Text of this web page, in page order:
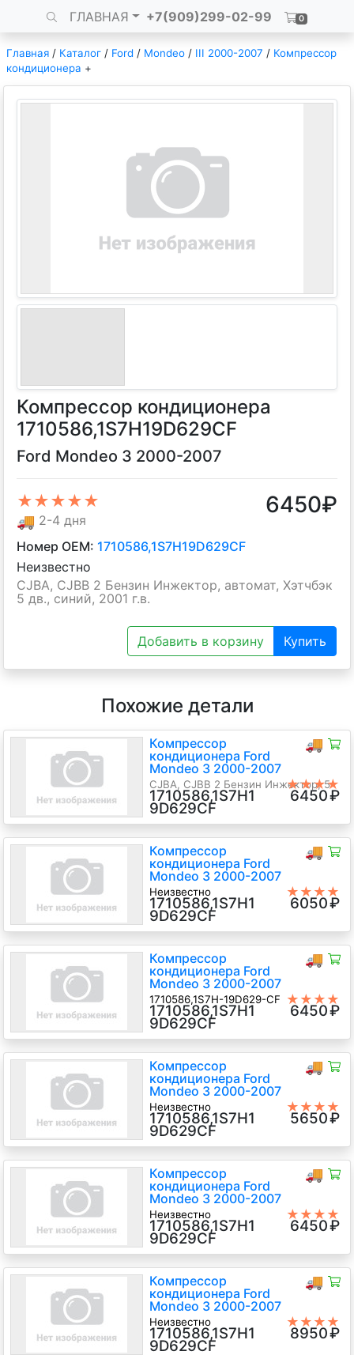
ГЛАВНАЯ +7(909)299-02-99 0
Главная / Каталог / Ford / Mondeo / III 2000-2007 / Компрессор
кондиционера +
Компрессор кондиционера
1710586,1S7H19D629CF
Ford Mondeo 3 2000-2007
★★★★★
🚚 2-4 дня
6450₽
Номер OEM: 1710586,1S7H19D629CF
Неизвестно
CJBA, CJBB 2 Бензин Инжектор, автомат, Хэтчбэк
5 дв., синий, 2001 г.в.
Добавить в корзину Купить
Похожие детали
🚚
Компрессор
кондиционера Ford
Mondeo 3 2000-2007
CJBA, CJBB 2 Бензин Инжектор, 5-
ст.мех., Универсал, черный, 2000
г.в.
★★★★
★
1710586,1S7H1
9D629CF
6450₽
🚚
Компрессор
кондиционера Ford
Mondeo 3 2000-2007
Неизвестно
CJBA, CJBB 2 Бензин Инжектор, 5-
ст.мех., Хэтчбэк 5 дв., синий, 2006
г.в.
★★★★
★
1710586,1S7H1
9D629CF
6050₽
🚚
Компрессор
кондиционера Ford
Mondeo 3 2000-2007
1710586,1S7H-19D629-CF
CJBA, CJBB 2 Бензин Инжектор, 5-
ст.мех., Универсал, серый, 2002 г.в.
★★★★
★
1710586,1S7H1
9D629CF
6450₽
🚚
Компрессор
кондиционера Ford
Mondeo 3 2000-2007
Неизвестно
CHBA, CHBB 1.8 Бензин Инжектор,
5-ст.мех., Хэтчбэк 5 дв.,
серебристый, 2006 г.в.
★★★★
★
1710586,1S7H1
9D629CF
5650₽
🚚
Компрессор
кондиционера Ford
Mondeo 3 2000-2007
Неизвестно
CHBA, CHBB 1.8 Бензин Инжектор,
5-ст.мех., Хэтчбэк 5 дв., серый,
2004 г.в.
★★★★
★
1710586,1S7H1
9D629CF
6450₽
🚚
Компрессор
кондиционера Ford
Mondeo 3 2000-2007
Неизвестно
CJBA, CJBB 2 Бензин Инжектор, 5-
ст.мех., Хэтчбэк 5 дв., синий, 2004
★★★★
★
1710586,1S7H1
9D629CF
8950₽